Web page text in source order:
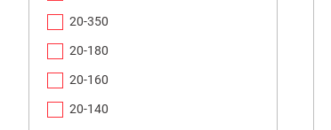
20-350
20-180
20-160
20-140